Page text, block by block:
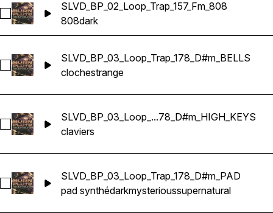
Sélectionnez SLVD_BP_02_Loop_Trap_157_Fm_808
SLVD_BP_02_Loop_Trap_157_Fm_808
808dark
Sélectionnez SLVD_BP_03_Loop_Trap_178_D#m_BELLS
SLVD_BP_03_Loop_Trap_178_D#m_BELLS
clochestrange
Sélectionnez
SLVD_BP_03_Loop_...78_D#m_HIGH_KEYS
claviers
Sélectionnez SLVD_BP_03_Loop_Trap_178_D#m_PAD
SLVD_BP_03_Loop_Trap_178_D#m_PAD
pad synthédarkmysterioussupernatural